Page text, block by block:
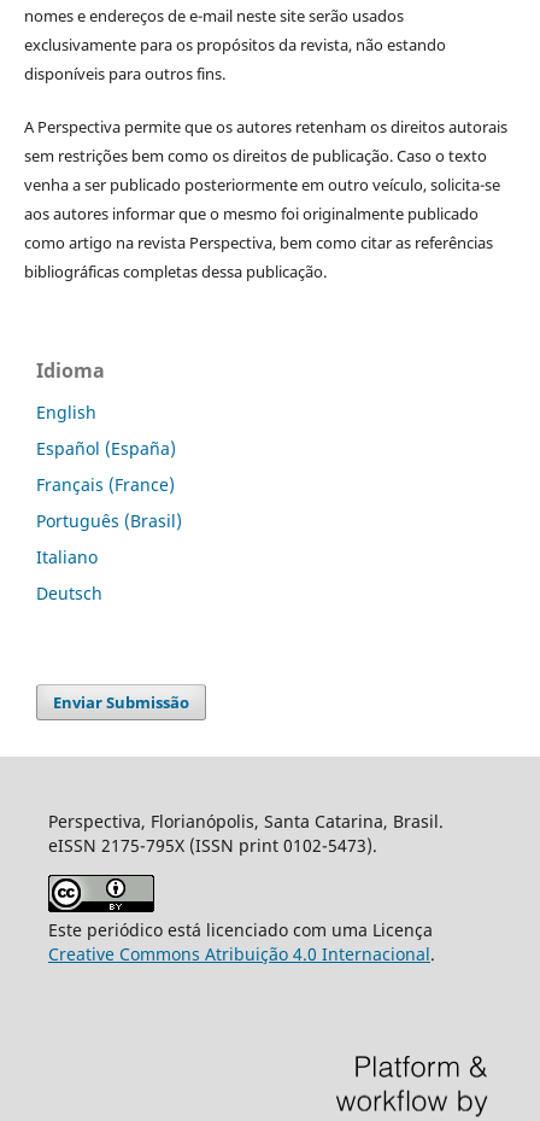
nomes e endereços de e-mail neste site serão usados
exclusivamente para os propósitos da revista, não estando
disponíveis para outros fins.
A Perspectiva permite que os autores retenham os direitos autorais
sem restrições bem como os direitos de publicação. Caso o texto
venha a ser publicado posteriormente em outro veículo, solicita-se
aos autores informar que o mesmo foi originalmente publicado
como artigo na revista Perspectiva, bem como citar as referências
bibliográficas completas dessa publicação.
Idioma
English
Español (España)
Français (France)
Português (Brasil)
Italiano
Deutsch
Enviar Submissão
Perspectiva, Florianópolis, Santa Catarina, Brasil.
eISSN 2175-795X (ISSN print 0102-5473).
Este periódico está licenciado com uma Licença
Creative Commons Atribuição 4.0 Internacional.